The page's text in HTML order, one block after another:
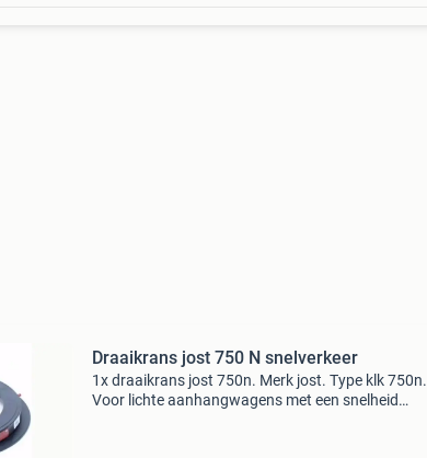
Draaikrans jost 750 N snelverkeer
1x draaikrans jost 750n. Merk jost. Type klk 750n.
Voor lichte aanhangwagens met een snelheid